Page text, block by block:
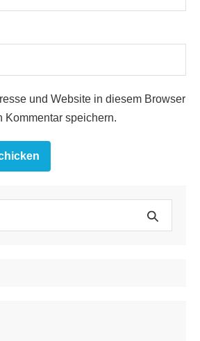
und Website in diesem Browser
Kommentar speichern.
Suche